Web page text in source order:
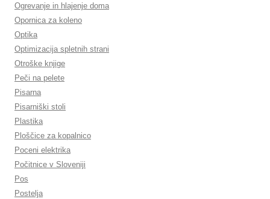
Ogrevanje in hlajenje doma
Opornica za koleno
Optika
Optimizacija spletnih strani
Otroške knjige
Peči na pelete
Pisarna
Pisarniški stoli
Plastika
Ploščice za kopalnico
Poceni elektrika
Počitnice v Sloveniji
Pos
Postelja